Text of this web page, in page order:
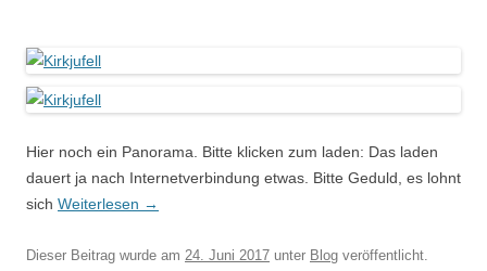
Hier noch ein Panorama. Bitte klicken zum laden: Das laden
dauert ja nach Internetverbindung etwas. Bitte Geduld, es lohnt
sich Weiterlesen →
Dieser Beitrag wurde am 24. Juni 2017 unter Blog veröffentlicht.